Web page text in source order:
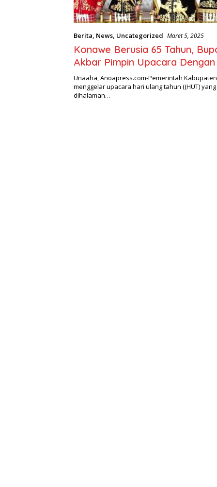
Berita, News, Uncategorized Maret 5, 2025
Konawe Berusia 65 Tahun,
Akbar Pimpin Upacara
Tolaki
Unaaha, Anoapress.com-Pemerintah
menggelar upacara hari ulang tahun ((HUT)
dihalaman…